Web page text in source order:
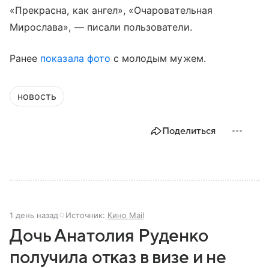
«Прекрасна, как ангел», «Очаровательная
Мирослава», — писали пользователи.
Ранее показала фото с молодым мужем.
новость
Поделиться
1 день назад Источник: Кино Mail
Дочь Анатолия Руденко
получила отказ в визе и не